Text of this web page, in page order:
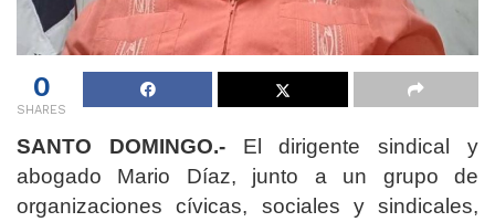
0
SHARES
SANTO DOMINGO.-El dirigente sindical y
abogado Mario Díaz, junto a un grupo de
organizaciones cívicas, sociales y sindicales,